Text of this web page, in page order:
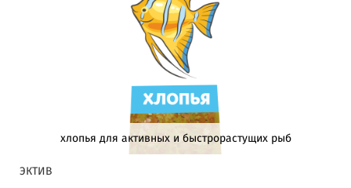
хлопья для активных и быстрорастущих рыб
ЭКТИВ